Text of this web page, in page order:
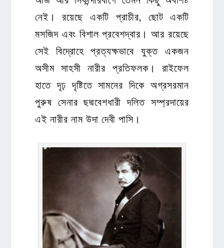
নেই। রয়েছে একটি প্রাচীর, ছোট একটি
মসজিদ এবং বিশাল প্রবেশদ্বার। আর রয়েছে
সেই বিদ্রোহে প্রত্যক্ষভাবে যুক্ত একজন
অসীম সাহসী নারীর প্রতিফলক। রাইফেল
হাতে দৃঢ় দৃষ্টিতে সামনের দিকে অগ্রসরমান
পুরুষ সেনার ছদ্মবেশধারী দলিত সম্প্রদায়ের
এই নারীর নাম উদা দেবী পাসি।